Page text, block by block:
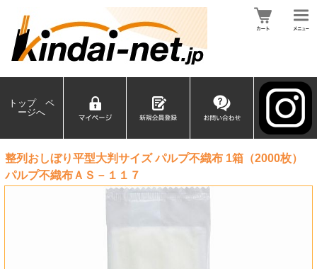
トップ ペ
ージへ
整列おしぼり平型大判サイズ パルプ不織布 1箱（2000枚）
パルプ不織布ＡＳ－１１７